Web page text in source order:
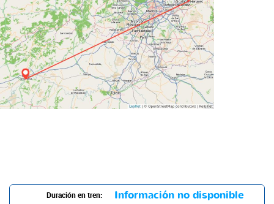
Duración en tren: Información no disponible